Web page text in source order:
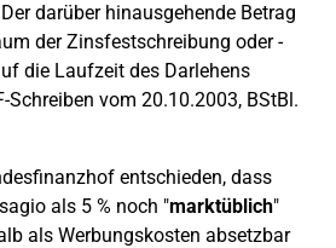
darüber hinausgehende Betrag
der Zinsfestschreibung oder -
die Laufzeit des Darlehens
Schreiben vom 20.10.2003, BStBl.
entschieden, dass
als 5 % noch "marktüblich"
als Werbungskosten absetzbar